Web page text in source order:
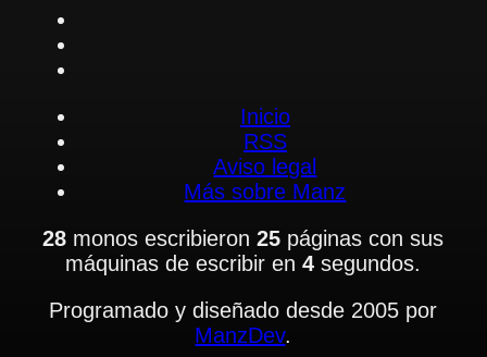
Inicio
RSS
Aviso legal
Más sobre Manz
28 monos escribieron25 páginas con sus
máquinas de escribir en4 segundos.
Programado y diseñado desde 2005 por
ManzDev.